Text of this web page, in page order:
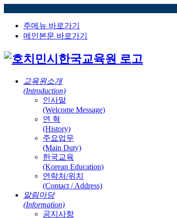
주메뉴 바로가기
메인본문 바로가기
교육원소개
(Introduction)
인사말
(Welcome Message)
연 혁
(History)
주요업무
(Main Duty)
한국교육
(Korean Education)
연락처/위치
(Contact / Address)
알림마당
(Information)
공지사항